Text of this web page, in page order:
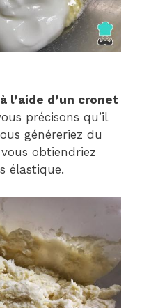
l’aide d’un cronet
précisons qu’il
généreriez du
obtiendriez
élastique.